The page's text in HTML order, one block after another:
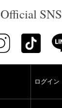
Official SNS
ログイン